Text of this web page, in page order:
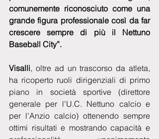
comunemente riconosciuto come una
grande figura professionale così da far
crescere sempre di più il Nettuno
Baseball City”.
Visalli, oltre ad un trascorso da atleta,
ha ricoperto ruoli dirigenziali di primo
piano in società sportive (direttore
generale per l'U.C. Nettuno calcio e
per l'Anzio calcio) ottenendo sempre
ottimi risultati e mostrando capacità e